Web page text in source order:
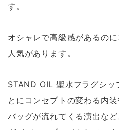
す。
オシャレで高級感があるの
人気があります。
STAND OIL 聖水フラグシッ
とにコンセプトの変わる内
バッグが流れてくる演出な